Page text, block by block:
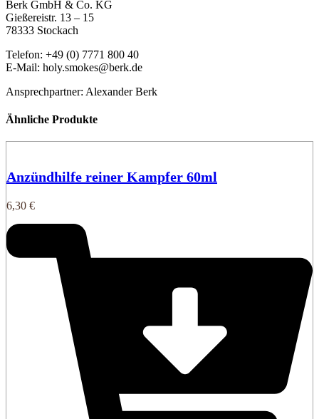
Berk GmbH & Co. KG
Gießereistr. 13 – 15
78333 Stockach
Telefon: +49 (0) 7771 800 40
E-Mail: holy.smokes@berk.de
Ansprechpartner: Alexander Berk
Ähnliche Produkte
Anzündhilfe reiner Kampfer 60ml
6,30 €